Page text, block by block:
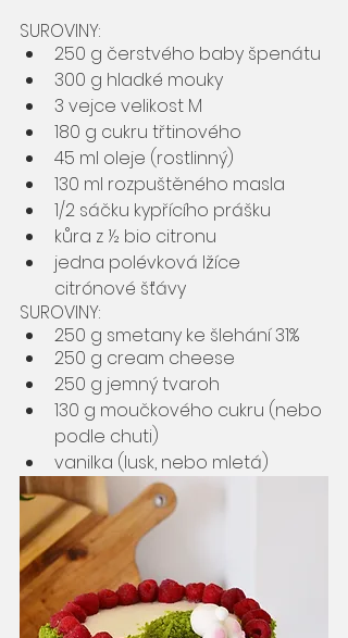
SUROVINY:
250 g čerstvého baby špenátu
300 g hladké mouky
3 vejce velikost M
180 g cukru třtinového
45 ml oleje (rostlinný)
130 ml rozpuštěného masla
1/2 sáčku kypřícího prášku
kůra z ½ bio citronu
jedna polévková lžíce
citrónové šťávy
SUROVINY:
250 g smetany ke šlehání 31%
250 g cream cheese
250 g jemný tvaroh
130 g moučkového cukru (nebo
podle chuti)
vanilka (lusk, nebo mletá)